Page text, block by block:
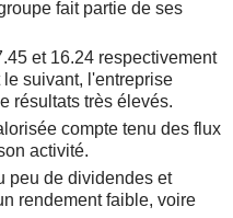
fait partie de ses
et 16.24 respectivement
suivant, l'entreprise
résultats très élevés.
compte tenu des flux
activité.
peu de dividendes et
rendement faible, voire